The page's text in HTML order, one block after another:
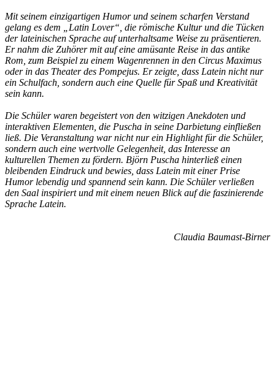
Mit seinem einzigartigen Humor und seinem scharfen Verstand
gelang es dem „Latin Lover“, die römische Kultur und die Tücken
der lateinischen Sprache auf unterhaltsame Weise zu präsentieren.
Er nahm die Zuhörer mit auf eine amüsante Reise in das antike
Rom, zum Beispiel zu einem Wagenrennen in den Circus Maximus
oder in das Theater des Pompejus. Er zeigte, dass Latein nicht nur
ein Schulfach, sondern auch eine Quelle für Spaß und Kreativität
sein kann.
Die Schüler waren begeistert von den witzigen Anekdoten und
interaktiven Elementen, die Puscha in seine Darbietung einfließen
ließ. Die Veranstaltung war nicht nur ein Highlight für die Schüler,
sondern auch eine wertvolle Gelegenheit, das Interesse an
kulturellen Themen zu fördern. Björn Puscha hinterließ einen
bleibenden Eindruck und bewies, dass Latein mit einer Prise
Humor lebendig und spannend sein kann. Die Schüler verließen
den Saal inspiriert und mit einem neuen Blick auf die faszinierende
Sprache Latein.
Claudia Baumast-Birner